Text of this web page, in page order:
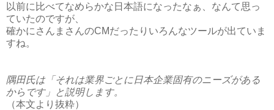
以前に比べてなめらかな日本語になったなぁ、なんて思っ
ていたのですが、
確かにさんまさんのCMだったりいろんなツールが出ていま
すね。
隅田氏は「それは業界ごとに日本企業固有のニーズがある
からです」と説明します。
（本文より抜粋）